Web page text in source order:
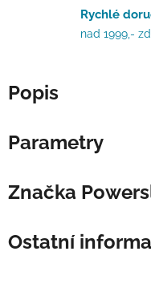
Rychlé
nad 1999,-
Popis
Parametry
Značka
Ostatní